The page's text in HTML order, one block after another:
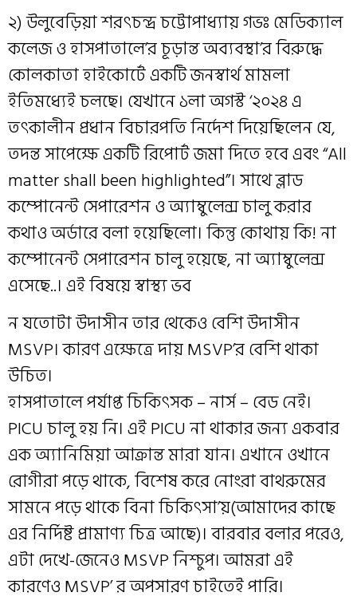
২) উলুবেড়িয়া শরৎচন্দ্র চট্টোপাধ্যায় গভঃ মেডিক্যাল
কলেজ ও হাসপাতালে’র চূড়ান্ত অব্যবস্থা’র বিরুদ্ধে
কোলকাতা হাইকোর্টে একটি জনস্বার্থ মামলা
ইতিমধ্যেই চলছে। যেখানে ১লা অগস্ট ‘২০২৪ এ
তৎকালীন প্রধান বিচারপতি নির্দেশ দিয়েছিলেন যে,
তদন্ত সাপেক্ষে একটি রিপোর্ট জমা দিতে হবে এবং “All
matter shall been highlighted”। সাথে ব্লাড
কম্পোনেন্ট সেপারেশন ও অ্যাম্বুলেন্স চালু করার
কথাও অর্ডারে বলা হয়েছিলো। কিন্তু কোথায় কি! না
কম্পোনেন্ট সেপারেশন চালু হয়েছে, না অ্যাম্বুলেন্স
এসেছে..। এই বিষয়ে স্বাস্থ্য ভব
ন যতোটা উদাসীন তার থেকেও বেশি উদাসীন
MSVP। কারণ এক্ষেত্রে দায় MSVP’র বেশি থাকা
উচিত।
হাসপাতালে পর্যাপ্ত চিকিৎসক – নার্স – বেড নেই।
PICU চালু হয় নি। এই PICU না থাকার জন্য একবার
এক অ্যানিমিয়া আক্রান্ত মারা যান। এখানে ওখানে
রোগীরা পড়ে থাকে, বিশেষ করে নোংরা বাথরুমের
সামনে পড়ে থাকে বিনা চিকিৎসা’য়(আমাদের কাছে
এর নির্দিষ্ট প্রামাণ্য চিত্র আছে)। বারবার বলার পরেও,
এটা দেখে-জেনেও MSVP নিশ্চুপ। আমরা এই
কারণেও MSVP’ র অপসারণ চাইতেই পারি।